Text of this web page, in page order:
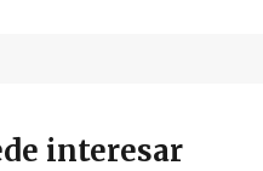
interesar